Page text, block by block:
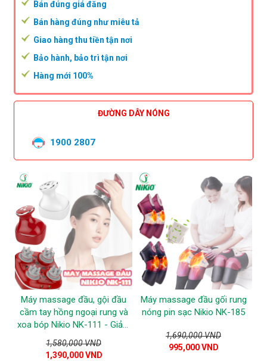
Bán đúng giá đăng
Bán hàng đúng như miêu tả
Giao hàng thu tiền tận nơi
Bảo hành, bảo trì tận nơi
Hàng mới 100%
ĐƯỜNG DÂY NÓNG
1900 2807
Máy massage đầu, gội đầu
cầm tay hồng ngoại rung và
xoa bóp Nikio NK-111 - Giảm
đau nhức đầu
1,580,000 VND
1,390,000 VND
Máy massage đầu gối rung
nóng pin sạc Nikio NK-185
1,690,000 VND
995,000 VND